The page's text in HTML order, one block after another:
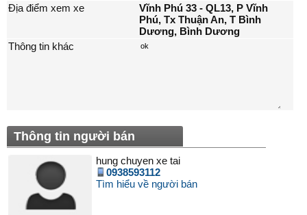
Địa điểm xem xe
Vĩnh Phú 33 - QL13, P Vĩnh
Phú, Tx Thuận An, T Bình
Dương, Bình Dương
Thông tin khác
Thông tin người bán
hung chuyen xe tai
0938593112
Tìm hiểu về người bán